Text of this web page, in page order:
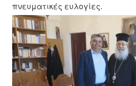
πνευματικές ευλογίες.